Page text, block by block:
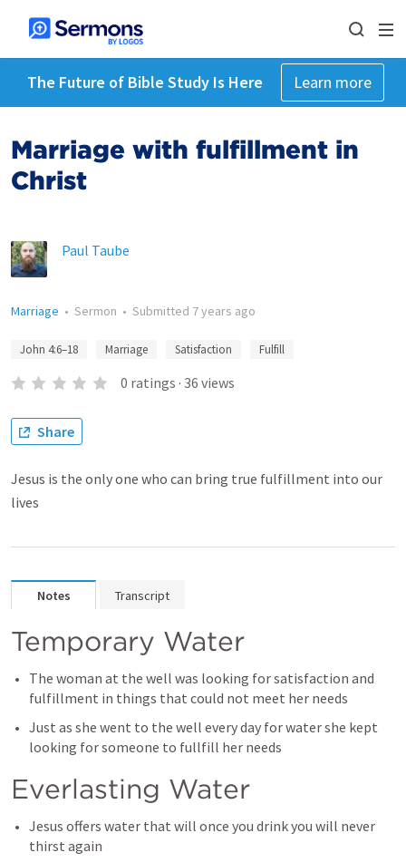
The Future of Bible Study Is Here Learn more
Marriage with fulfillment in
Christ
Paul Taube
Marriage • Sermon • Submitted 7 years ago
John 4:6–18 Marriage Satisfaction Fulfill
0 ratings · 36 views
Share
Jesus is the only one who can bring true fulfillment into our
lives
Notes Transcript
Temporary Water
The woman at the well was looking for satisfaction and
fulfillment in things that could not meet her needs
Just as she went to the well every day for water she kept
looking for someone to fullfill her needs
Everlasting Water
Jesus offers water that will once you drink you will never
thirst again